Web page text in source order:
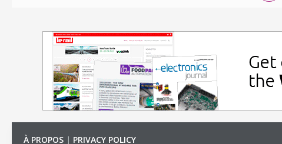
À PROPOS | PRIVACY POLICY